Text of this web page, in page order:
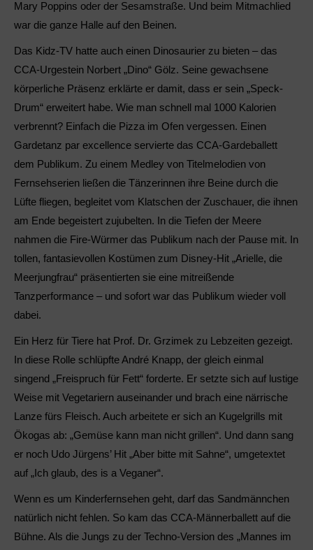
Mary Poppins oder der Sesamstraße. Und beim Mitmachlied
war die ganze Halle auf den Beinen.
Das Kidz-TV hatte auch einen Dinosaurier zu bieten – das
CCA-Urgestein Norbert „Dino“ Gölz. Seine gewachsene
körperliche Präsenz erklärte er damit, dass er sein „Speck-
Drum“ erweitert habe. Wie man schnell mal 1000 Kalorien
verbrennt? Einfach die Pizza im Ofen vergessen. Einen
Gardetanz par excellence servierte das CCA-Gardeballett
dem Publikum. Zu einem Medley von Titelmelodien von
Fernsehserien ließen die Tänzerinnen ihre Beine durch die
Lüfte fliegen, begleitet vom Klatschen der Zuschauer, die ihnen
am Ende begeistert zujubelten. In die Tiefen der Meere
nahmen die Fire-Würmer das Publikum nach der Pause mit. In
tollen, fantasievollen Kostümen zum Disney-Hit „Arielle, die
Meerjungfrau“ präsentierten sie eine mitreißende
Tanzperformance – und sofort war das Publikum wieder voll
dabei.
Ein Herz für Tiere hat Prof. Dr. Grzimek zu Lebzeiten gezeigt.
In diese Rolle schlüpfte André Knapp, der gleich einmal
singend „Freispruch für Fett“ forderte. Er setzte sich auf lustige
Weise mit Vegetariern auseinander und brach eine närrische
Lanze fürs Fleisch. Auch arbeitete er sich an Kugelgrills mit
Ökogas ab: „Gemüse kann man nicht grillen“. Und dann sang
er noch Udo Jürgens’ Hit „Aber bitte mit Sahne“, umgetextet
auf „Ich glaub, des is a Veganer“.
Wenn es um Kinderfernsehen geht, darf das Sandmännchen
natürlich nicht fehlen. So kam das CCA-Männerballett auf die
Bühne. Als die Jungs zu der Techno-Version des „Mannes im